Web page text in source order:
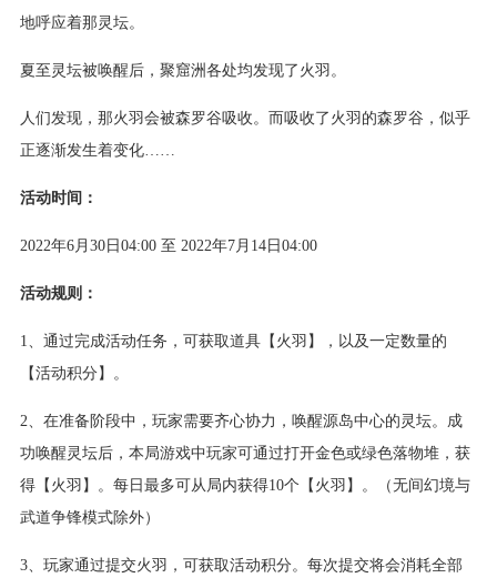
地呼应着那灵坛。
夏至灵坛被唤醒后，聚窟洲各处均发现了火羽。
人们发现，那火羽会被森罗谷吸收。而吸收了火羽的森罗谷，似乎
正逐渐发生着变化……
活动时间：
2022年6月30日04:00 至 2022年7月14日04:00
活动规则：
1、通过完成活动任务，可获取道具【火羽】，以及一定数量的
【活动积分】。
2、在准备阶段中，玩家需要齐心协力，唤醒源岛中心的灵坛。成
功唤醒灵坛后，本局游戏中玩家可通过打开金色或绿色落物堆，获
得【火羽】。每日最多可从局内获得10个【火羽】。（无间幻境与
武道争锋模式除外）
3、玩家通过提交火羽，可获取活动积分。每次提交将会消耗全部